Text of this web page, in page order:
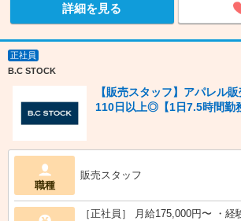
詳細を見る
正社員
B.C STOCK
【販売スタッフ】アパレル
110日以上◎【1日7.5時間勤
職種
販売スタッフ
［正社員］ 月給175,000円〜 ・